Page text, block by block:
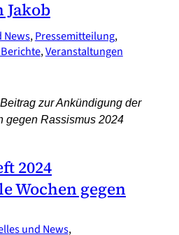
News, Pressemitteilung,
, Veranstaltungen
2024
Wochen gegen
und News,